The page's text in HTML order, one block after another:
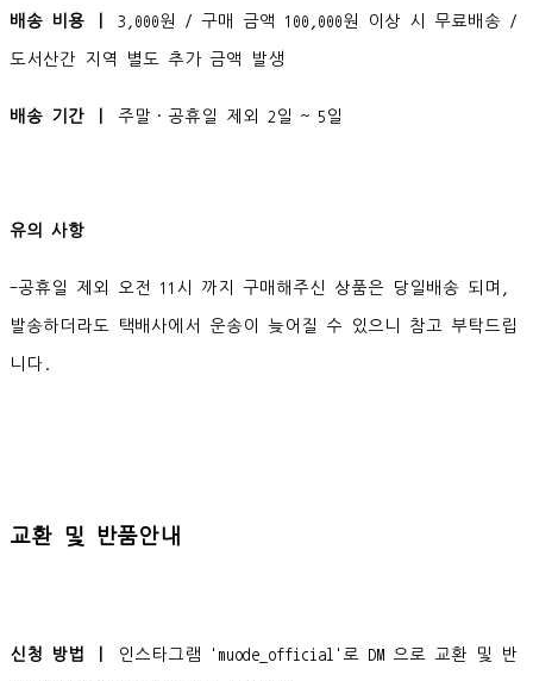
배송 비용 ㅣ 3,000원 / 구매 금액 100,000원 이상 시 무료배송 /
도서산간 지역 별도 추가 금액 발생
배송 기간 ㅣ 주말·공휴일 제외 2일 ~ 5일
유의 사항
-공휴일 제외 오전 11시 까지 구매해주신 상품은 당일배송 되며,
발송하더라도 택배사에서 운송이 늦어질 수 있으니 참고 부탁드립
니다.
교환 및 반품안내
신청 방법 ㅣ 인스타그램 'muode_official'로 DM 으로 교환 및 반